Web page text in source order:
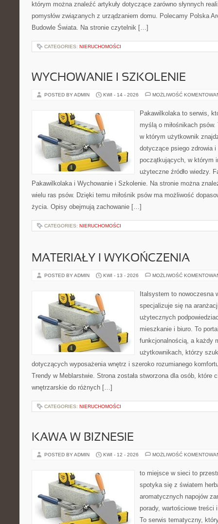
którym można znaleźć artykuły dotyczące zarówno słynnych
pomysłów związanych z urządzaniem domu. Polecamy Polska
Budowle Świata. Na stronie czytelnik […]
CATEGORIES: NIERUCHOMOŚCI
WYCHOWANIE I SZKOLENIE
POSTED BY ADMIN KWI - 14 - 2026 MOŻLIWOŚĆ
Pakawilkolaka to serwis,
myślą o miłośnikach
w którym użytkownik
dotyczące psiego zdrowia
początkujących, w którym
użyteczne źródło wiedzy.
Pakawilkolaka i Wychowanie i Szkolenie. Na stronie można
wielu ras psów. Dzięki temu miłośnik psów ma możliwość
życia. Opisy obejmują zachowanie […]
CATEGORIES: NIERUCHOMOŚCI
MATERIAŁY I WYKOŃCZENIA
POSTED BY ADMIN KWI - 13 - 2026 MOŻLIWOŚĆ
Italsystem to nowoczesna
specjalizuje się na
użytecznych
mieszkanie i biuro. To
funkcjonalnością, a każdy
użytkownikach, którzy
dotyczących wyposażenia wnętrz i szeroko rozumianego
Trendy w Meblarstwie. Strona została stworzona dla osób, które
wnętrzarskie do różnych […]
CATEGORIES: NIERUCHOMOŚCI
KAWA W BIZNESIE
POSTED BY ADMIN KWI - 12 - 2026 MOŻLIWOŚĆ
to miejsce w sieci to
spotyka się z światem
aromatycznych napojów
porady, wartościowe treści
To serwis tematyczny,